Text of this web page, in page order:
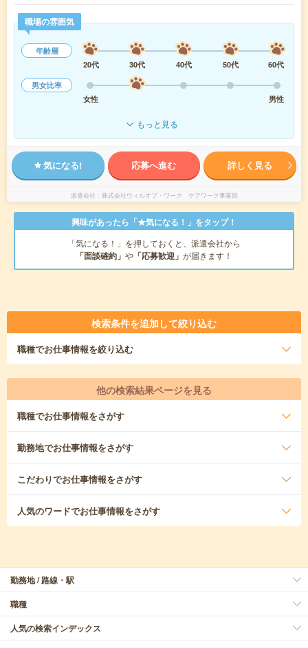
職場の雰囲気
年齢層
20代
30代 40代 50代
60代
男女比率
女性
男性
もっと見る
気になる! 応募へ進む 詳しく見る
派遣会社 株式会社ウィルオブ・ワーク ケアワーク事業部
興味があったら「★気になる！」をタップ！
「気になる！」を押しておくと、派遣会社から
「面談確約」 や 「応募歓迎」 が届きます！
検索条件を追加して絞り込む
職種でお仕事情報を絞り込む
他の検索結果ページを見る
職種でお仕事情報をさがす
勤務地でお仕事情報をさがす
こだわりでお仕事情報をさがす
人気のワードでお仕事情報をさがす
勤務地 / 路線・駅
職種
人気の検索インデックス